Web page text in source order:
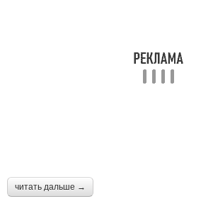
читать дальше →